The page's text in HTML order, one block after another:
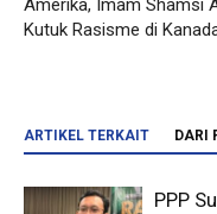
Amerika, Imam Shamsi
Kutuk Rasisme di
ARTIKEL TERKAIT DARI
PPP